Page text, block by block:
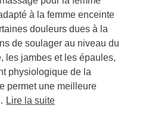
à la femme enceinte
douleurs dues à la
de soulager au niveau du
les jambes et les épaules,
physiologique de la
permet une meilleure
Lire la suite